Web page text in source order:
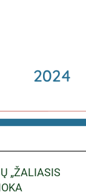
„ŽALIASIS